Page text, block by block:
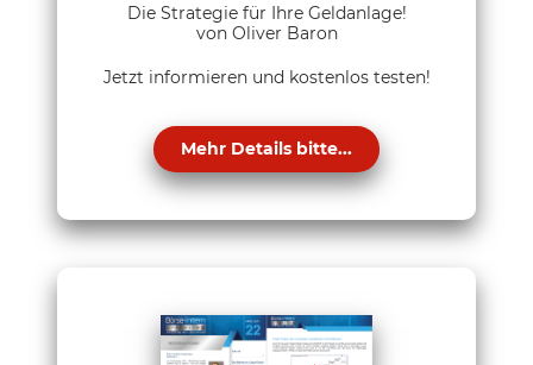
Die Strategie für Ihre Geldanlage!
von Oliver Baron
Jetzt informieren und kostenlos testen!
Mehr Details bitte...